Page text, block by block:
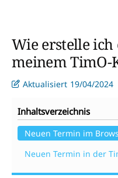
Wie erstelle
meinem TimO-
Aktualisiert 19/04/2024
Inhaltsverzeichnis
Neuen Termin im
Neuen Termin in der